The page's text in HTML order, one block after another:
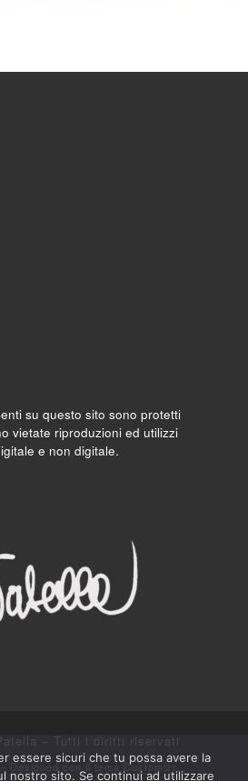
su questo sito sono protetti
vietate riproduzioni ed utilizzi
e non digitale.
– Tutti i diritti riservati
Designed con iltema Customizr
essere sicuri che tu possa avere la
nostro sito. Se continui ad utilizzare